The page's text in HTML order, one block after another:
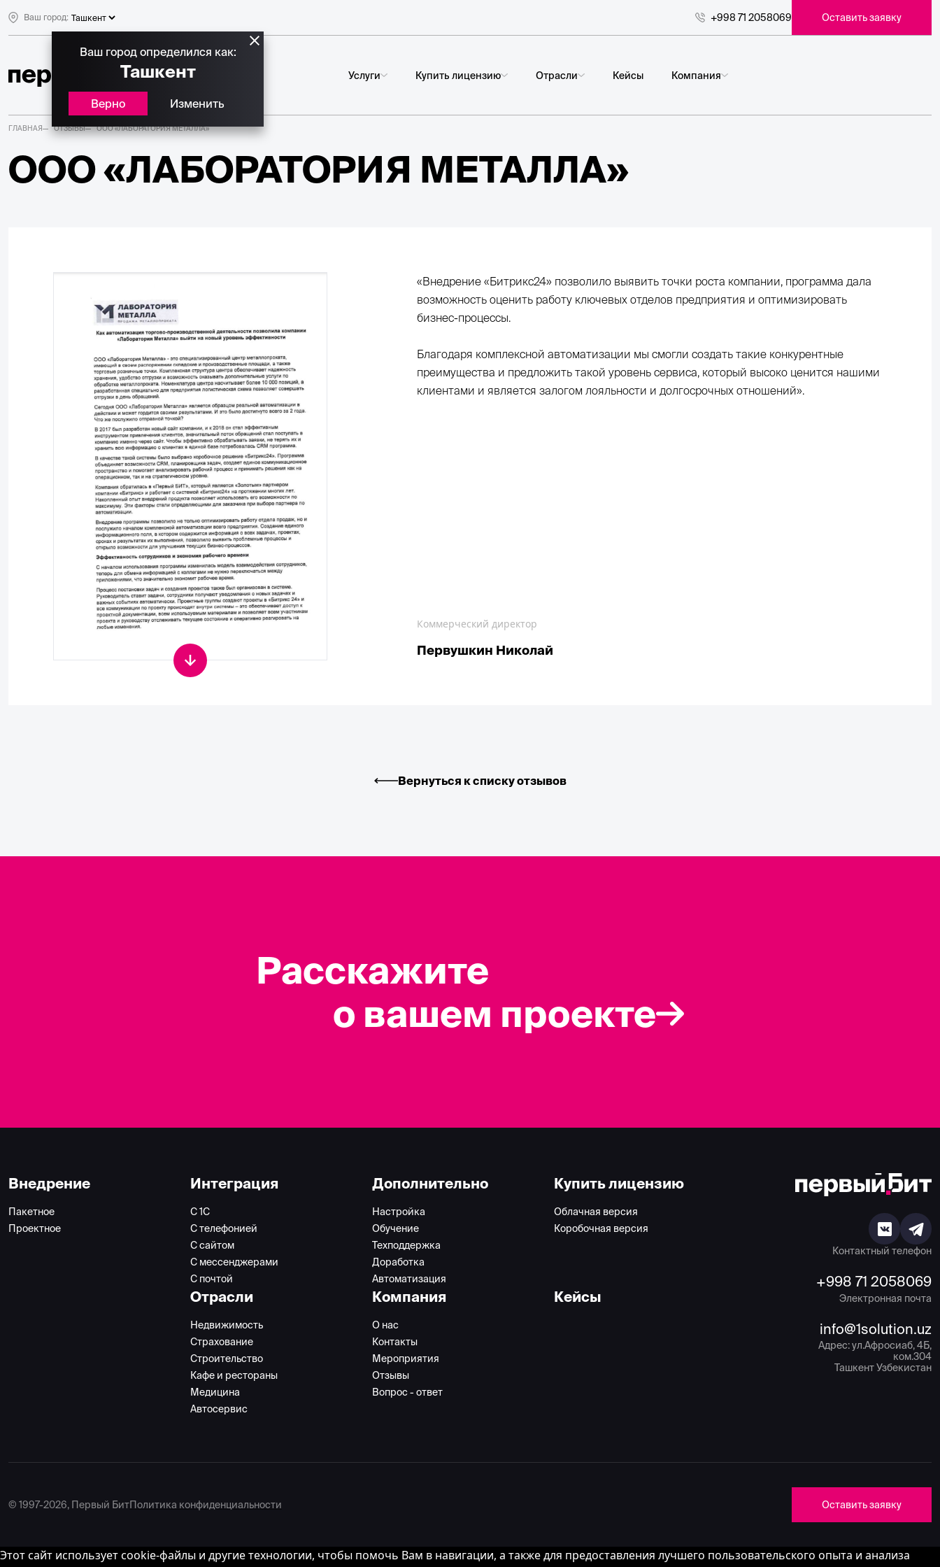
Ваш город: +998 71 2058069 Оставить заявку
Услуги Купить лицензию Отрасли Кейсы Компания
ГЛАВНАЯ ОТЗЫВЫ ООО «ЛАБОРАТОРИЯ МЕТАЛЛА»
ООО «ЛАБОРАТОРИЯ МЕТАЛЛА»
«Внедрение «Битрикс24» позволило выявить точки роста компании, программа дала
возможность оценить работу ключевых отделов предприятия и оптимизировать
бизнес-процессы.
Благодаря комплексной автоматизации мы смогли создать такие конкурентные
преимущества и предложить такой уровень сервиса, который высоко ценится нашими
клиентами и является залогом лояльности и долгосрочных отношений».
Коммерческий директор
Первушкин Николай
Вернуться к списку отзывов
Расскажите
о вашем проекте
Внедрение
Пакетное
Проектное
Интеграция
С 1С
С телефонией
С сайтом
С мессенджерами
С почтой
Дополнительно
Настройка
Обучение
Техподдержка
Доработка
Автоматизация
Купить лицензию
Облачная версия
Коробочная версия
Отрасли
Недвижимость
Страхование
Строительство
Кафе и рестораны
Медицина
Автосервис
Компания
О нас
Контакты
Мероприятия
Отзывы
Вопрос - ответ
Кейсы
Контактный телефон
+998 71 2058069
Электронная почта
info@1solution.uz
Адрес:ул.Афросиаб, 4Б,
ком.304
ТашкентУзбекистан
© 1997-2026, Первый БитПолитика конфиденциальности Оставить заявку
Ваш город определился как:
Ташкент
Верно Изменить
Этот сайт использует cookie-файлы и другие технологии, чтобы помочь Вам в навигации, а также для предоставления лучшего пользовательского опыта и анализа